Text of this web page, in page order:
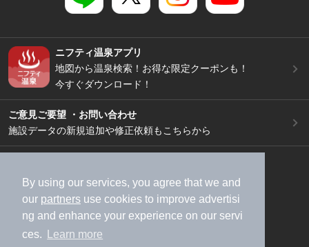
By using our services, you agree that we and
our partners use cookies to improve advertisi
ng and enhance your experience on our servi
ces.
Learn more
ニフティ温泉アプリ
地図から温泉検索！お得な限定クーポンも！
今すぐダウンロード！
ご意見ご要望 ・お問い合わせ
施設データの新規追加や修正依頼もこちらから
加盟店募集（資料請求）
広告出稿のご案内
利用規約
ライフスタイルMEMBERS+規約
特定商取引法に基づく表記
ヘルプ
採用情報
運営会社